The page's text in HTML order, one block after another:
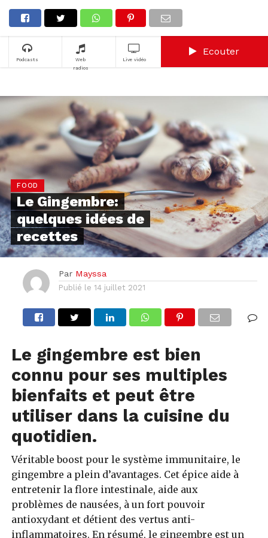
Podcasts
Web
radios
Live vidéo
Ecouter
FOOD
Le Gingembre:
quelques idées de
recettes
Par Mayssa
Publié le 14 juillet 2021
Le gingembre est bien
connu pour ses multiples
bienfaits et peut être
utiliser dans la cuisine du
quotidien.
Véritable boost pour le système immunitaire, le
gingembre a plein d’avantages. Cet épice aide à
entretenir la flore intestinale, aide aux
problèmes de nausées, à un fort pouvoir
antioxydant et détient des vertus anti-
inflammatoires. En résumé, le gingembre est un